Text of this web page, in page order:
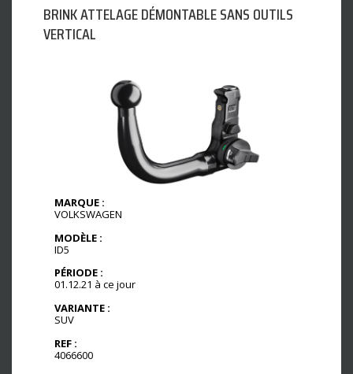
BRINK ATTELAGE DÉMONTABLE SANS OUTILS
VERTICAL
MARQUE :
VOLKSWAGEN
MODÈLE :
ID5
PÉRIODE :
01.12.21 à ce jour
VARIANTE :
SUV
REF :
4066600